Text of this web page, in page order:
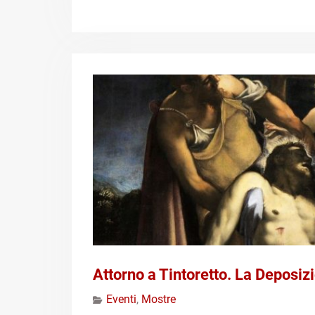
Attorno a Tintoretto. La
Eventi, Mostre